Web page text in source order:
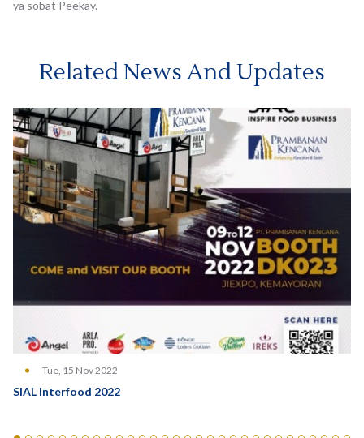
ya sobat Peekay.
Related News And Updates
Tue, 15 Nov 2022
SIAL Interfood 2022